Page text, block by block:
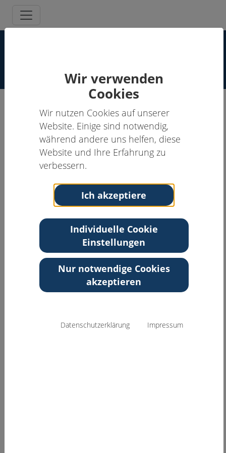
Wir verwenden
Cookies
Wir nutzen Cookies auf unserer
Website. Einige sind notwendig,
während andere uns helfen, diese
Website und Ihre Erfahrung zu
verbessern.
Ich akzeptiere
Individuelle Cookie
Einstellungen
Nur notwendige Cookies
akzeptieren
Datenschutzerklärung Impressum
Klaus Conrads, Dipl.-Psych.
Supervisor:in, Schmerzpsychotherapeut:in
Anschrift
Psychologische
Schmerztherapie Berlin
12163 Berlin
Kontakt
Fax: 030-4469353
Email: conrads@b-f-a.de
Web:http://www.b-f-a.de
Zurück zur Übersicht